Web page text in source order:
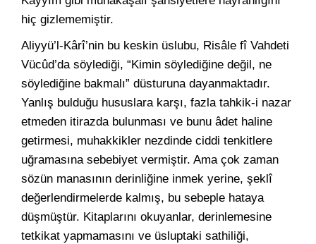
hiç gizlememiştir.
Aliyyü’l-Kârî’nin bu keskin üslubu, Risâle fî Vahdeti
Vücûd’da söylediği, “Kimin söylediğine değil, ne
söylediğine bakmalı” düsturuna dayanmaktadır.
Yanlış bulduğu hususlara karşı, fazla tahkik-i nazar
etmeden itirazda bulunması ve bunu âdet haline
getirmesi, muhakkikler nezdinde ciddi tenkitlere
uğramasına sebebiyet vermiştir. Ama çok zaman
sözün manasının derinliğine inmek yerine, şeklî
değerlendirmelerde kalmış, bu sebeple hataya
düşmüştür. Kitaplarını okuyanlar, derinlemesine
tetkikat yapmamasını ve üsluptaki sathiliği,